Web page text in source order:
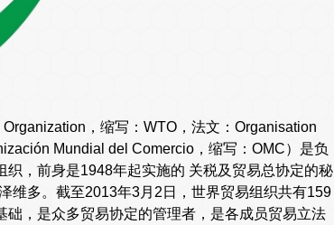
，缩写：WTO，法文：Organisation
Mundial del Comercio，缩写：OMC）是负
，前身是1948年起实施的 关税及贸易总协定的秘
维多。截至2013年3月2日，世界贸易组织共有159
，是众多贸易协定的管理者，是各成员贸易立法